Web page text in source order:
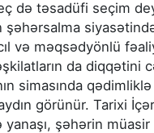
də təsadüfi seçim
şəhərsalma
və məqsədyönlü
da diqqətini
simasında
görünür. Tarixi
yanaşı, şəhərin müasir